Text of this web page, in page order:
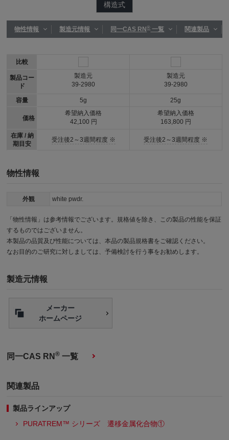
構造式
物性情報 製造元情報 同一CAS RN®一覧 関連製品
比較
製品コー
ド
容量
価格
在庫 / 納
期目安
製造元
39-2980
5g
希望納入価格
42,100 円
受注後2～3週間程度 ※
製造元
39-2980
25g
希望納入価格
163,800 円
受注後2～3週間程度 ※
物性情報
外観 white pwdr.
「物性情報」は参考情報でございます。規格値を除き、この製品の性能を保証
するものではございません。
本製品の品質及び性能については、本品の製品規格書をご確認ください。
なお目的のご研究に対しましては、予備検討を行う事をお勧めします。
製造元情報
メーカー
ホームページ
同一CAS RN® 一覧
関連製品
製品ラインアップ
PURATREM™ シリーズ 遷移金属化合物①